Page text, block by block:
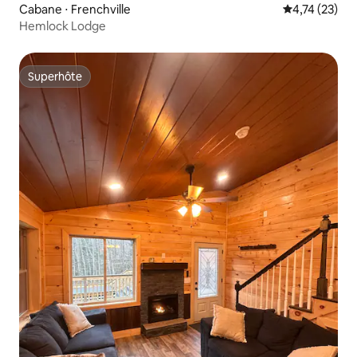
Cabane ⋅ Frenchville Évaluation
4,74 (23)
Hemlock Lodge
Superhôte
Superhôte